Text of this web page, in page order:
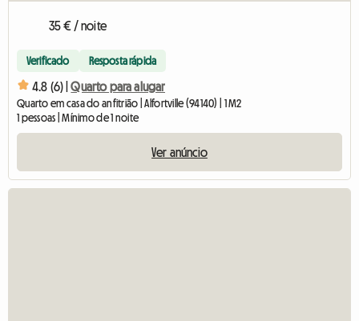
35 € / noite
Verificado Resposta rápida
4.8 (6) | Quarto para alugar
Quarto em casa do anfitrião | Alfortville (94140) | 1 M2
1 pessoas | Mínimo de 1 noite
Ver anúncio